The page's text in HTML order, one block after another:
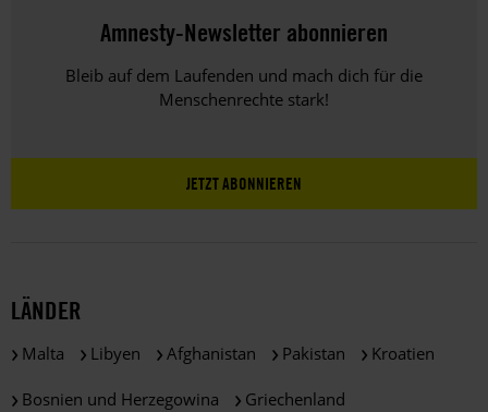
Amnesty-Newsletter abonnieren
Bleib auf dem Laufenden und mach dich für die
Menschenrechte stark!
JETZT ABONNIEREN
LÄNDER
Malta Libyen Afghanistan Pakistan Kroatien
Bosnien und Herzegowina Griechenland